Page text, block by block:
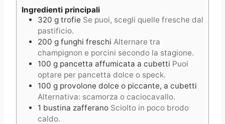
e
s
Ingredienti principali
320 g trofie Se puoi, scegli quelle fresche dal
pastificio.
200 g funghi freschi Alternare tra
champignon e porcini secondo la stagione.
100 g pancetta affumicata a cubetti Puoi
optare per pancetta dolce o speck.
100 g provolone dolce o piccante, a cubetti
Alternativa: scamorza o caciocavallo.
1 bustina zafferano Sciolto in poco brodo
caldo.